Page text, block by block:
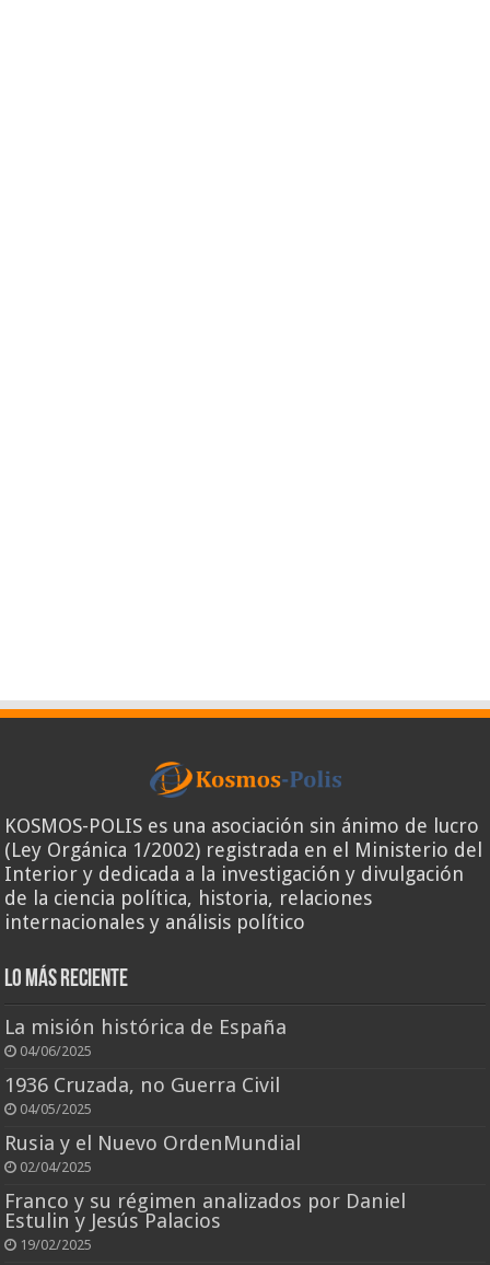
KOSMOS-POLIS es una asociación sin ánimo de lucro
(Ley Orgánica 1/2002) registrada en el Ministerio del
Interior y dedicada a la investigación y divulgación
de la ciencia política, historia, relaciones
internacionales y análisis político
Lo más reciente
La misión histórica de España
04/06/2025
1936 Cruzada, no Guerra Civil
04/05/2025
Rusia y el Nuevo OrdenMundial
02/04/2025
Franco y su régimen analizados por Daniel
Estulin y Jesús Palacios
19/02/2025